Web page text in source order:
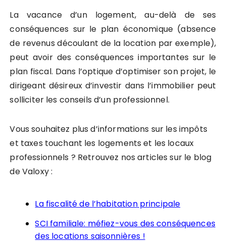
La vacance d’un logement, au-delà de ses
conséquences sur le plan économique (absence
de revenus découlant de la location par exemple),
peut avoir des conséquences importantes sur le
plan fiscal. Dans l’optique d’optimiser son projet, le
dirigeant désireux d’investir dans l’immobilier peut
solliciter les conseils d’un professionnel.
Vous souhaitez plus d’informations sur les impôts
et taxes touchant les logements et les locaux
professionnels ? Retrouvez nos articles sur le blog
de Valoxy :
La fiscalité de l’habitation principale
SCI familiale: méfiez-vous des conséquences
des locations saisonnières !